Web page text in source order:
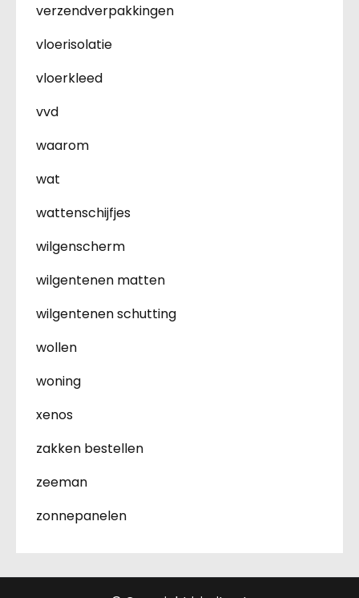
verzendverpakkingen
vloerisolatie
vloerkleed
vvd
waarom
wat
wattenschijfjes
wilgenscherm
wilgentenen matten
wilgentenen schutting
wollen
woning
xenos
zakken bestellen
zeeman
zonnepanelen